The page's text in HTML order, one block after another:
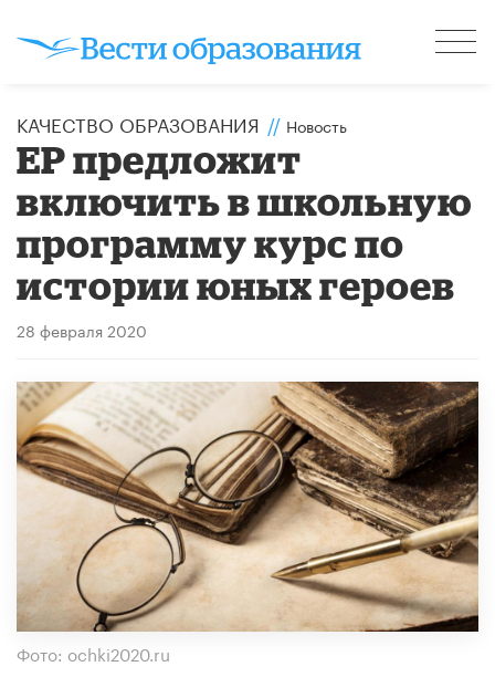
КАЧЕСТВО ОБРАЗОВАНИЯ // Новость
ЕР предложит
включить в школьную
программу курс по
истории юных героев
28 февраля 2020
Фото: ochki2020.ru